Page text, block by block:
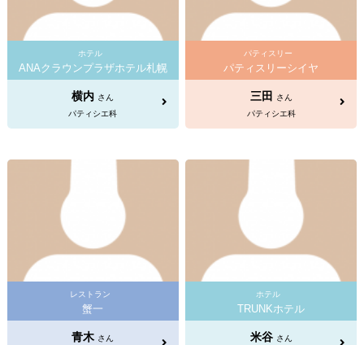
ホテル
ANAクラウンプラザホテル札幌
横内 さん
パティシエ科
パティスリー
パティスリーシイヤ
三田 さん
パティシエ科
レストラン
蟹一
青木 さん
ホテル
TRUNKホテル
米谷 さん